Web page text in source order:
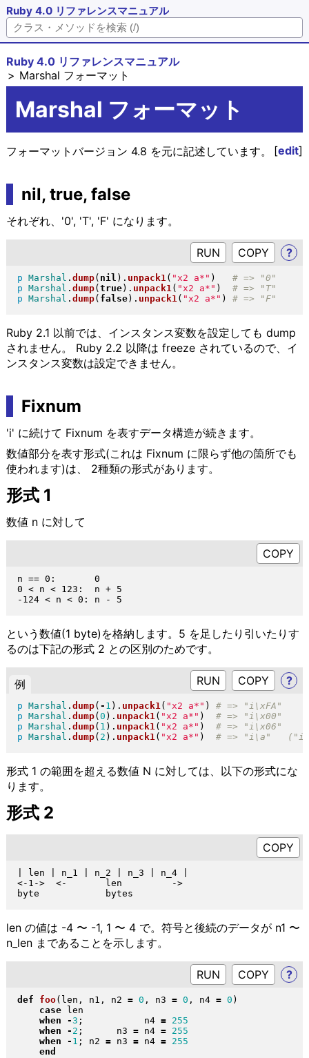
Ruby 4.0 リファレンスマニュアル
Ruby 4.0 リファレンスマニュアル
Marshal フォーマット
Marshal フォーマット
[edit]
フォーマットバージョン 4.8 を元に記述しています。
nil, true, false
それぞれ、'0', 'T', 'F' になります。
RUN ?
p Marshal . dump( nil ) . unpack1( "x2 a* " )
p Marshal . dump( true) . unpack1( "x2 a* " )
p Marshal . dump( false) . unpack1( "x2 a* " )
Ruby 2.1 以前では、インスタンス変数を設定しても dump
されません。 Ruby 2.2 以降は freeze されているので、イ
ンスタンス変数は設定できません。
Fixnum
'i' に続けて Fixnum を表すデータ構造が続きます。
数値部分を表す形式(これは Fixnum に限らず他の箇所でも
使われます)は、 2種類の形式があります。
形式 1
数値 n に対して
n == 0:       0
0 < n < 123:  n + 5
という数値(1 byte)を格納します。5 を足したり引いたりす
るのは下記の形式 2 との区別のためです。
例 RUN ?
p Marshal . dump( - 1 ) . unpack1( "x2 a* " )
p Marshal . dump( 0 ) . unpack1( "x2 a* " )
p Marshal . dump( 1 ) . unpack1( "x2 a* " )
p Marshal . dump( 2 ) . unpack1( "x2 a* " )
形式 1 の範囲を超える数値 N に対しては、以下の形式にな
ります。
形式 2
| len | n_1 | n_2 | n_3 | n_4 |
<-1->  <-       len         ->
len の値は -4 〜 -1, 1 〜 4 で。符号と後続のデータが n1 〜
n_len まであることを示します。
RUN ?
def foo( len, n1, n2 = 0 , n3 = 0 , n4 = 0 )
case len
when
-3 ;           n4 =
255
when
- 2 ;      n3 = n4 =
255
when
- 1 ; n2 = n3 = n4 =
255
end